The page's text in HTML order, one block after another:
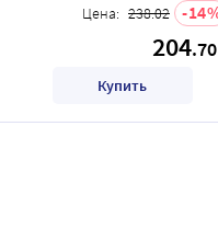
Цена: 238.02 14
204.70
Купить